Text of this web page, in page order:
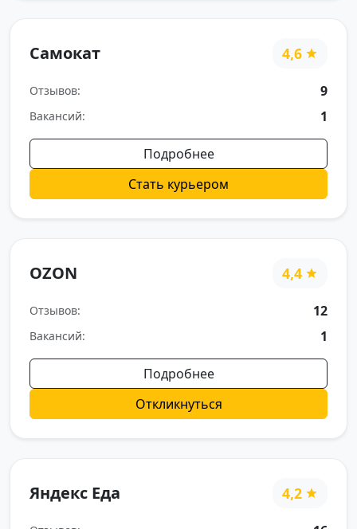
Самокат 4,6
Отзывов: 9
Вакансий: 1
Подробнее
Стать курьером
OZON 4,4
Отзывов: 12
Вакансий: 1
Подробнее
Откликнуться
Яндекс Еда 4,2